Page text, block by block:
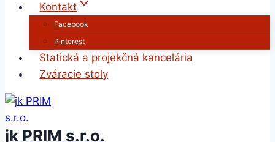
Kontakt
Facebook
Pinterest
Statická a projekčná kancelária
Zváracie stoly
jk PRIM s.r.o.